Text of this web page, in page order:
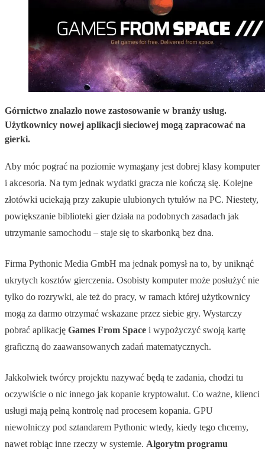
Górnictwo znalazło nowe zastosowanie w branży usług.
Użytkownicy nowej aplikacji sieciowej mogą zapracować na
gierki.
Aby móc pograć na poziomie wymagany jest dobrej klasy komputer
i akcesoria. Na tym jednak wydatki gracza nie kończą się. Kolejne
złotówki uciekają przy zakupie ulubionych tytułów na PC. Niestety,
powiększanie biblioteki gier działa na podobnych zasadach jak
utrzymanie samochodu – staje się to skarbonką bez dna.
Firma Pythonic Media GmbH ma jednak pomysł na to, by uniknąć
ukrytych kosztów gierczenia. Osobisty komputer może posłużyć nie
tylko do rozrywki, ale też do pracy, w ramach której użytkownicy
mogą za darmo otrzymać wskazane przez siebie gry. Wystarczy
pobrać aplikację Games From Space i wypożyczyć swoją kartę
graficzną do zaawansowanych zadań matematycznych.
Jakkolwiek twórcy projektu nazywać będą te zadania, chodzi tu
oczywiście o nic innego jak kopanie kryptowalut. Co ważne, klienci
usługi mają pełną kontrolę nad procesem kopania. GPU
niewolniczy pod sztandarem Pythonic wtedy, kiedy tego chcemy,
nawet robiąc inne rzeczy w systemie. Algorytm programu